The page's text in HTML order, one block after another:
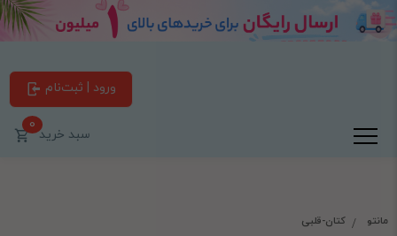
ورود | ثبت‌نام
سبد خرید0
مانتو کتان-قلبی